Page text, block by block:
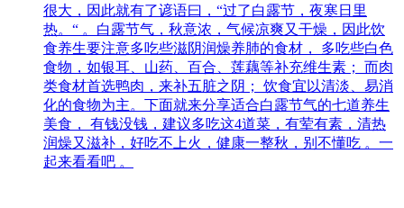
很大，因此就有了谚语曰，“过了白露节，夜寒日里
热。“ 。白露节气，秋意浓，气候凉爽又干燥，因此饮
食养生要注意多吃些滋阴润燥养肺的食材， 多吃些白色
食物，如银耳、山药、百合、莲藕等补充维生素； 而肉
类食材首选鸭肉，来补五脏之阴； 饮食宜以清淡、易消
化的食物为主。下面就来分享适合白露节气的七道养生
美食， 有钱没钱，建议多吃这4道菜，有荤有素，清热
润燥又滋补，好吃不上火，健康一整秋，别不懂吃 。一
起来看看吧 。